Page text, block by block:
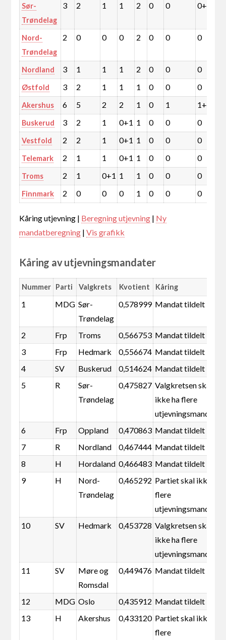
Sør-
Trøndelag
3 2 1 1 2 0 0 0+1
Nord-
Trøndelag
2 0 0 0 2 0 0 0
Nordland 3 1 1 1 2 0 0 0
Østfold 3 2 1 1 1 0 0 0
Akershus 6 5 2 2 1 0 1 1+1
Buskerud 3 2 1 0+1 1 0 0 0
Vestfold 2 2 1 0+1 1 0 0 0
Telemark 2 1 1 0+1 1 0 0 0
Troms 2 1 0+1 1 1 0 0 0
Finnmark 2 0 0 0 1 0 0 0
Kåring utjevning | Beregning utjevning | Ny
mandatberegning |Vis grafikk
Kåring av utjevningsmandater
Nummer Parti Valgkrets Kvotient Kåring
1 MDG Sør-
Trøndelag
0,578999 Mandat tildelt
2 Frp Troms 0,566753 Mandat tildelt
3
Frp Hedmark 0,556674 Mandat tildelt
4
SV Buskerud 0,514624 Mandat tildelt
5
R
Sør-
Trøndelag
0,475827 Valgkretsen skal
ikke ha flere
utjevningsmandater
6
Frp Oppland 0,470863 Mandat tildelt
7
R Nordland 0,467444 Mandat tildelt
8
H Hordaland 0,466483 Mandat tildelt
9
H
Nord-
Trøndelag
0,465292 Partiet skal ikke ha
flere
utjevningsmandater
10
SV Hedmark 0,453728 Valgkretsen skal
ikke ha flere
utjevningsmandater
11
SV
Møre og
Romsdal
0,449476 Mandat tildelt
12 MDG Oslo 0,435912 Mandat tildelt
13
H Akershus 0,433120 Partiet skal ikke ha
flere